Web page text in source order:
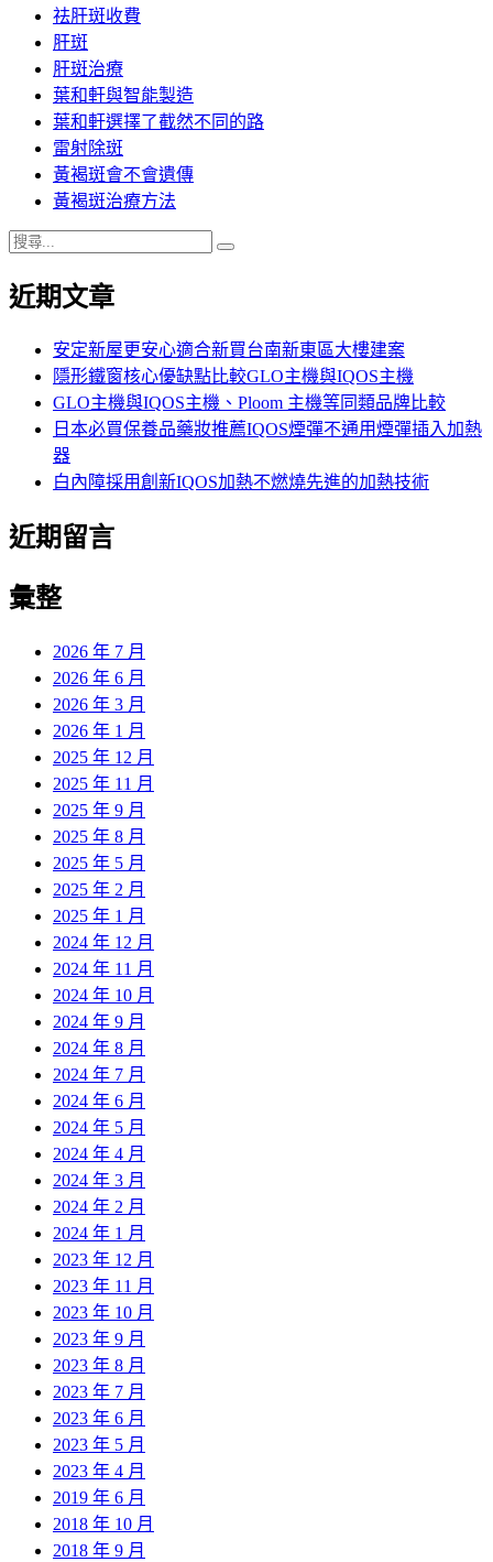
祛肝斑收費
肝斑
肝斑治療
葉和軒與智能製造
葉和軒選擇了截然不同的路
雷射除斑
黃褐斑會不會遺傳
黃褐斑治療方法
搜
關
近期文章
安定新屋更安心適合新買台南新東區大樓建案
隱形鐵窗核心優缺點比較GLO主機與IQOS主機
GLO主機與IQOS主機、Ploom 主機等同類品牌比較
日本必買保養品藥妝推薦IQOS煙彈不通用煙彈插入加熱
器
白內障採用創新IQOS加熱不燃燒先進的加熱技術
近期留言
彙整
2026 年 7 月
2026 年 6 月
2026 年 3 月
2026 年 1 月
2025 年 12 月
2025 年 11 月
2025 年 9 月
2025 年 8 月
2025 年 5 月
2025 年 2 月
2025 年 1 月
2024 年 12 月
2024 年 11 月
2024 年 10 月
2024 年 9 月
2024 年 8 月
2024 年 7 月
2024 年 6 月
2024 年 5 月
2024 年 4 月
2024 年 3 月
2024 年 2 月
2024 年 1 月
2023 年 12 月
2023 年 11 月
2023 年 10 月
2023 年 9 月
2023 年 8 月
2023 年 7 月
2023 年 6 月
2023 年 5 月
2023 年 4 月
2019 年 6 月
2018 年 10 月
2018 年 9 月